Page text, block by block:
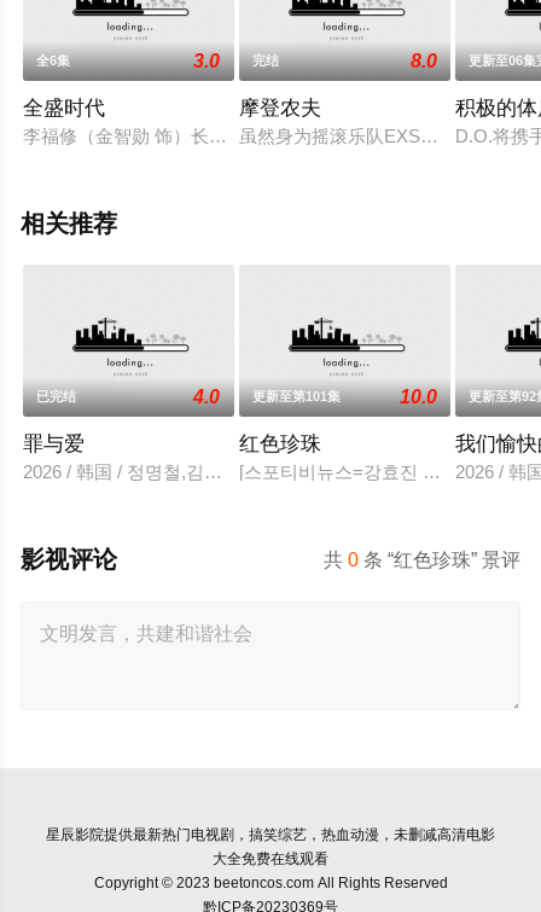
全6集 3.0
全盛时代
李福修（金智勋 饰）长得一表人才，是毕业于首尔大学的高材
完结 8.0
摩登农夫
虽然身为摇滚乐队EXSO的队长和主
更新至06集
积极的
D.O.将携
相关推荐
已完结 4.0
罪与爱
2026 / 韩国 / 정명철,김성혁,金贤叙,정현웅
更新至第101集 10.0
红色珍珠
[스포티비뉴스=강효진 기자] 배우 박
更新至第92
我们愉
2026 / 韩
共0 条 “红色珍珠” 景评
影视评论
星辰影院提供最新热门电视剧，搞笑综艺，热血动漫，未删减高清电影
大全免费在线观看
Copyright © 2023 beetoncos.com All Rights Reserved
黔ICP备20230369号